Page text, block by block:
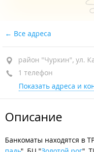
Все адреса
район "Чуркин", ул.
1 телефон
Показать адреса и
Описание
Банкоматы находятся в